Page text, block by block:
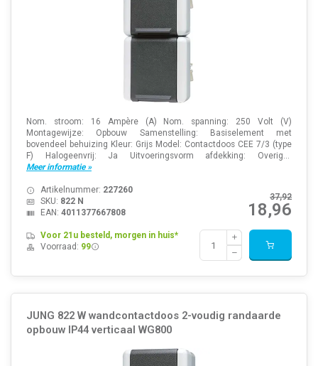
Nom. stroom: 16 Ampère (A) Nom. spanning: 250 Volt (V)
Montagewijze: Opbouw Samenstelling: Basiselement met
bovendeel behuizing Kleur: Grijs Model: Contactdoos CEE 7/3 (type
F) Halogeenvrij: Ja Uitvoeringsvorm afdekking: Overig...
Meer informatie »
37,92
18,96
Artikelnummer: 227260
SKU: 822 N
EAN: 4011377667808
Voor 21u besteld, morgen in huis*
Voorraad: 99
JUNG 822 W wandcontactdoos 2-voudig randaarde
opbouw IP44 verticaal WG800